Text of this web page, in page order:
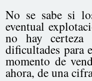
No se sabe si
eventual
no hay certeza
dificultades para
momento de
ahora, de una